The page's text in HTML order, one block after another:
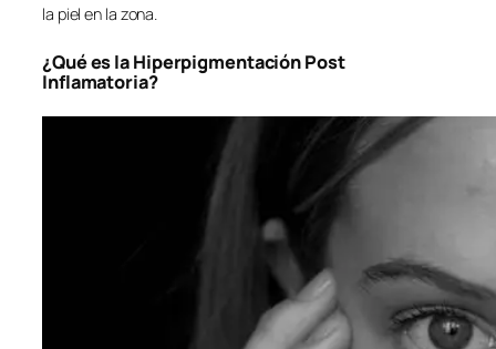
la piel en la zona.
¿Qué es la Hiperpigmentación Post
Inflamatoria?